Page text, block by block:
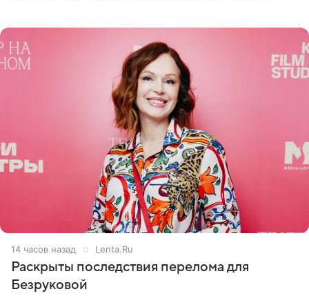
14 часов назад Lenta.Ru
Раскрыты последствия перелома для
Безруковой